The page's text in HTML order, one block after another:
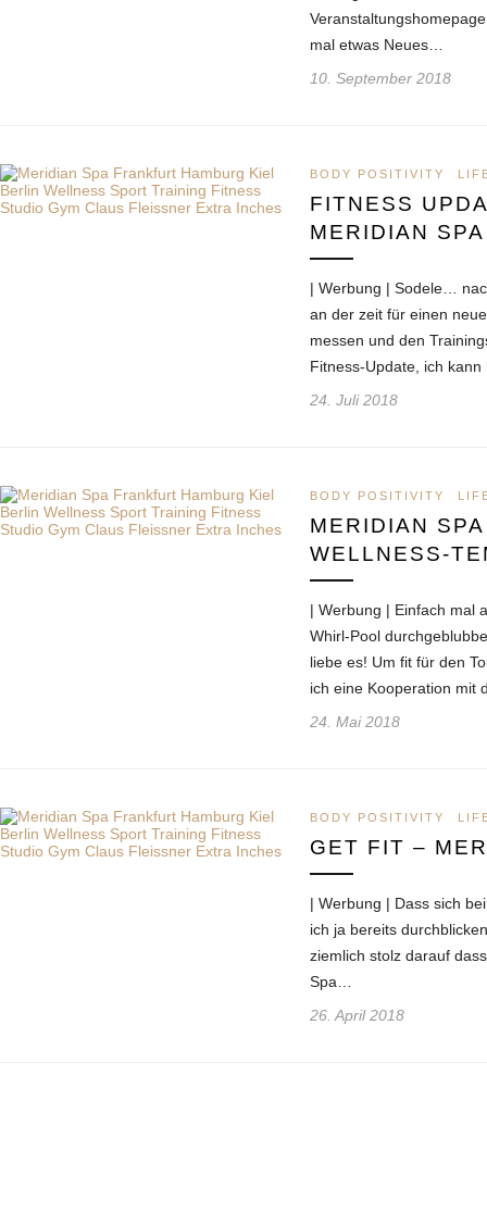
mal etwas Neues…
10. September 2018
BODY POSITIVITY
FITNESS
MERIDIAN SPA
| Werbung | Sodele…
an der zeit für einen
messen und den
Fitness-Update, ich
24. Juli 2018
BODY POSITIVITY
MERIDIAN
WELLNESS-
| Werbung | Einfach mal
Whirl-Pool
liebe es! Um fit für den
ich eine Kooperation mit
24. Mai 2018
BODY POSITIVITY
GET FIT –
| Werbung | Dass sich
ich ja bereits
ziemlich stolz darauf
Spa…
26. April 2018